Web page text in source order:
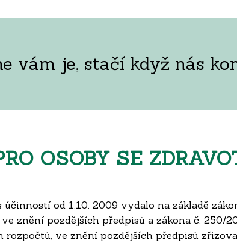
vám je, stačí když nás
OSOBY SE
od 1.10. 2009 vydalo na základě
znění pozdějších předpisů a zákona č. 250/
ve znění pozdějších předpisů